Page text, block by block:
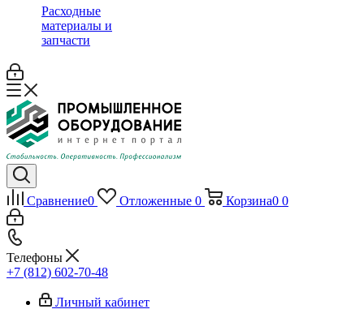
Расходные
материалы и
запчасти
Сравнение0 Отложенные 0 Корзина0 0
Телефоны
+7 (812) 602-70-48
Личный кабинет